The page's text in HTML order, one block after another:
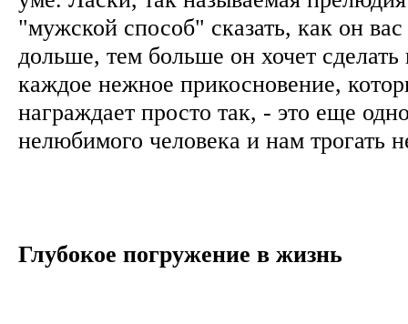
"мужской способ" сказать, как он
дольше, тем больше он хочет
каждое нежное прикосновение,
награждает просто так, - это еще
нелюбимого человека и нам трогать
Глубокое погружение в жизнь